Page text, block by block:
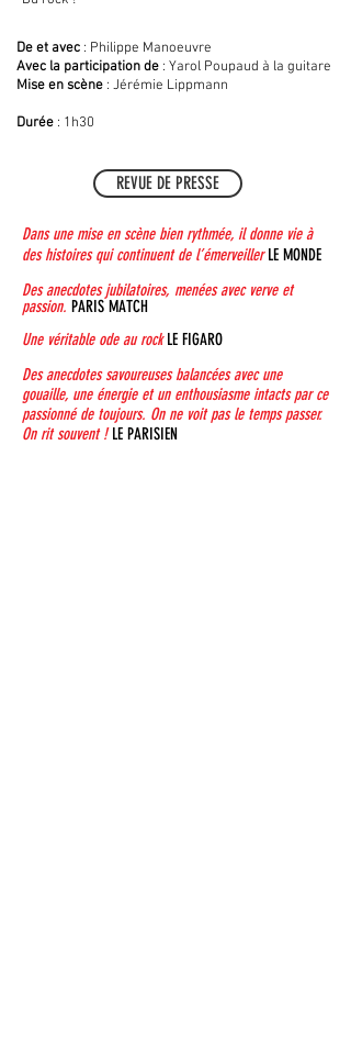
De et avec : Philippe Manoeuvre
Avec la participation de : Yarol Poupaud à la guitare
Mise en scène : Jérémie Lippmann
Durée : 1h30
REVUE DE PRESSE
Dans une mise en scène bien rythmée, il donne vie à
des histoires qui continuent de l’émerveillerLE MONDE
Des anecdotes jubilatoires, menées avec verve et
passion. PARIS MATCH
Une véritable ode au rockLE FIGARO
Des anecdotes savoureuses balancées avec une
gouaille, une énergie et un enthousiasme intacts par ce
passionné de toujours. On ne voit pas le temps passer.
On rit souvent !LE PARISIEN